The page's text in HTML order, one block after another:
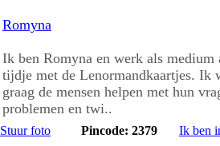
Romyna
Ik ben Romyna en werk als medium
tijdje met de Lenormandkaartjes. Ik
graag de mensen helpen met hun
problemen en twi..
Stuur foto Pincode: 2379 Ik ben